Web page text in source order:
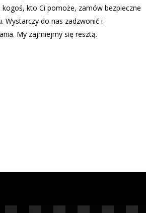
kto Ci pomoże, zamów bezpieczne
Wystarczy do nas zadzwonić i
My zajmiejmy się resztą.